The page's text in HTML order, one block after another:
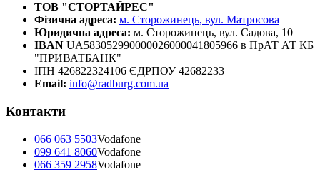
ТОВ "СТОРТАЙРЕС"
Фізична адреса: м. Сторожинець, вул. Матросова
Юридична адреса: м. Сторожинець, вул. Садова, 10
IBAN UA583052990000026000041805966 в ПрАТ АТ КБ
"ПРИВАТБАНК"
ІПН 426822324106 ЄДРПОУ 42682233
Email: info@radburg.com.ua
Контакти
066 063 5503Vodafone
099 641 8060Vodafone
066 359 2958Vodafone